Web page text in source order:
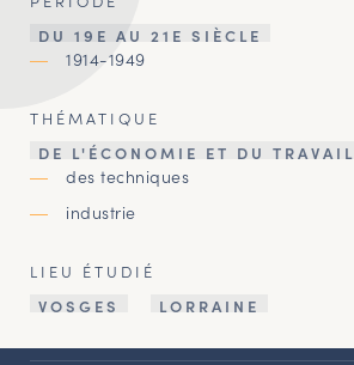
DU 19E AU 21E SIÈCLE
1914-1949
THÉMATIQUE
DE L'ÉCONOMIE ET DU TRAVAIL
des techniques
industrie
LIEU ÉTUDIÉ
VOSGES
LORRAINE